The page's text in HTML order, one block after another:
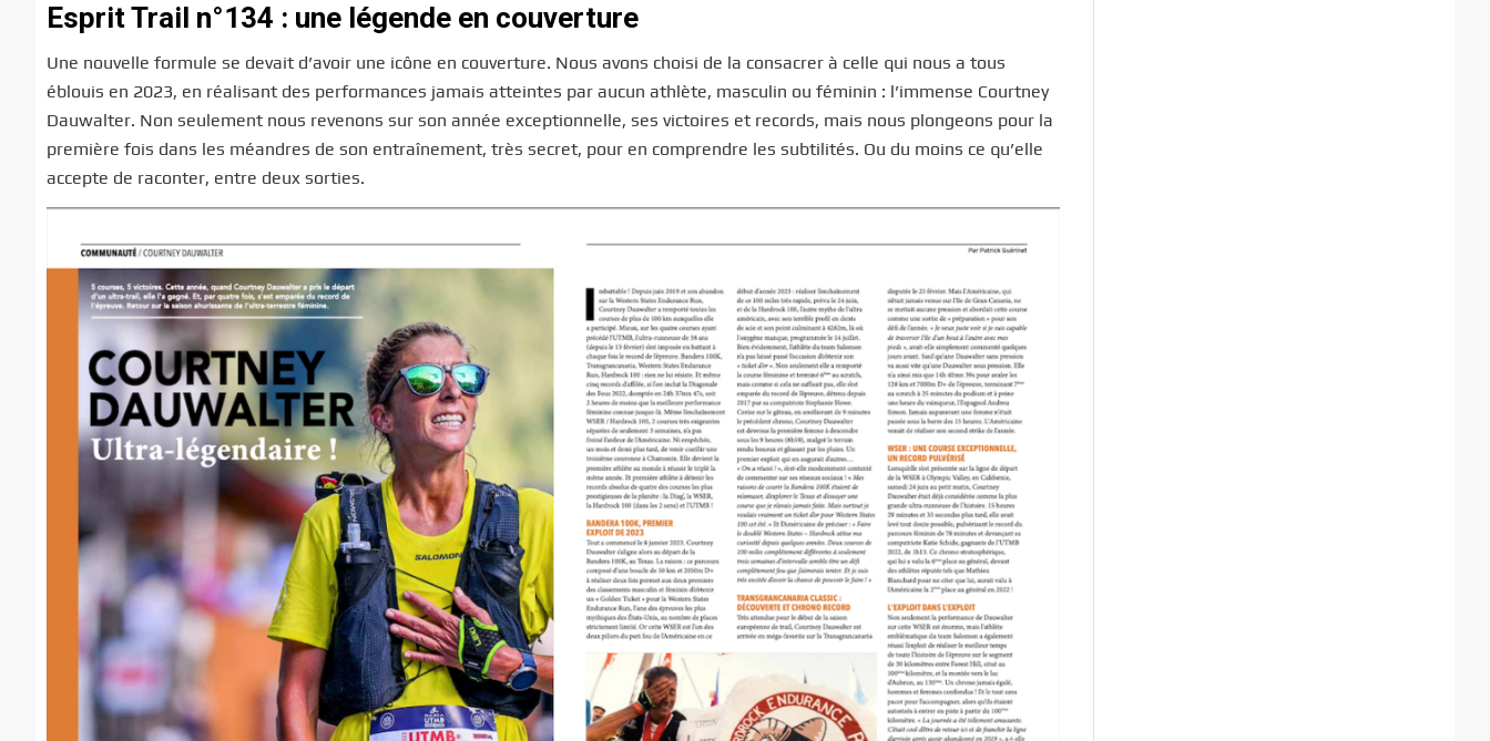
Esprit Trail n°134 : une légende en couverture
Une nouvelle formule se devait d’avoir une icône en couverture. Nous avons choisi de la consacrer à celle qui nous a tous
éblouis en 2023, en réalisant des performances jamais atteintes par aucun athlète, masculin ou féminin : l’immense Courtney
Dauwalter. Non seulement nous revenons sur son année exceptionnelle, ses victoires et records, mais nous plongeons pour la
première fois dans les méandres de son entraînement, très secret, pour en comprendre les subtilités. Ou du moins ce qu’elle
accepte de raconter, entre deux sorties.